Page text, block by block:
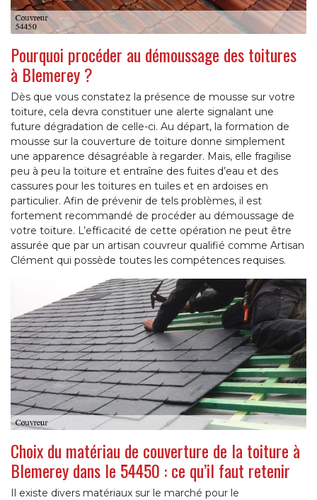
Pourquoi procéder au démoussage des toitures
à Blemerey ?
Dès que vous constatez la présence de mousse sur votre
toiture, cela devra constituer une alerte signalant une
future dégradation de celle-ci. Au départ, la formation de
mousse sur la couverture de toiture donne simplement
une apparence désagréable à regarder. Mais, elle fragilise
peu à peu la toiture et entraîne des fuites d’eau et des
cassures pour les toitures en tuiles et en ardoises en
particulier. Afin de prévenir de tels problèmes, il est
fortement recommandé de procéder au démoussage de
votre toiture. L’efficacité de cette opération ne peut être
assurée que par un artisan couvreur qualifié comme Artisan
Clément qui possède toutes les compétences requises.
Choix du matériau de couverture de la toiture à
Blemerey dans le 54450 : ce qu’il faut retenir
Il existe divers matériaux sur le marché pour le